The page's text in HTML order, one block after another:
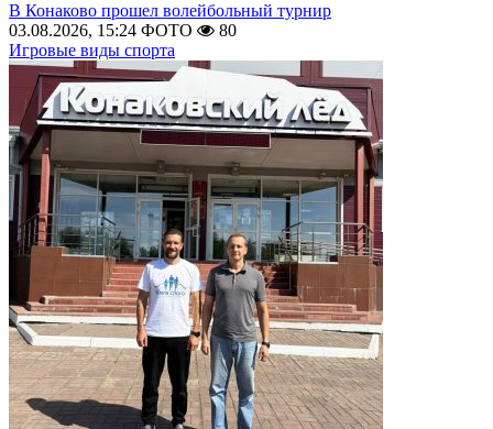
В Конаково прошел волейбольный турнир
03.08.2026, 15:24 ФОТО
80
Игровые виды спорта